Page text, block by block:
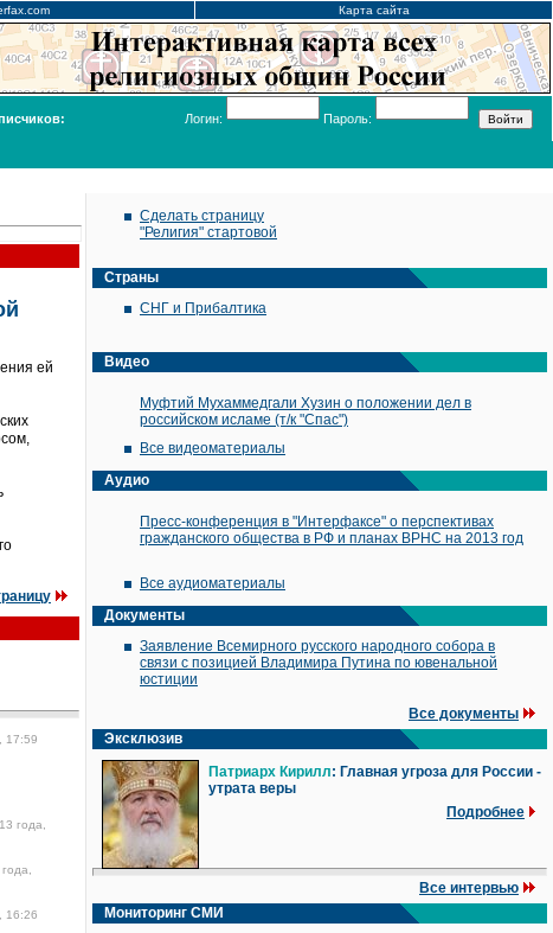
Карта сайта
Логин: Пароль:
ей
17:59
года,
16:26
Сделать страницу
"Религия" стартовой
Страны
СНГ и Прибалтика
Видео
Муфтий Мухаммедгали Хузин о положении дел в
российском исламе (т/к "Спас")
Все видеоматериалы
Аудио
Пресс-конференция в "Интерфаксе" о перспективах
гражданского общества в РФ и планах ВРНС на 2013 год
Все аудиоматериалы
Документы
Заявление Всемирного русского народного собора в
связи с позицией Владимира Путина по ювенальной
юстиции
Все документы
Эксклюзив
Патриарх Кирилл: Главная угроза для России -
утрата веры
Подробнее
Все интервью
Мониторинг СМИ